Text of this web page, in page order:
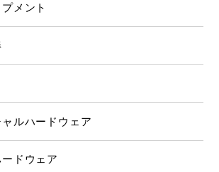
メント
ルハードウェア
ドウェア